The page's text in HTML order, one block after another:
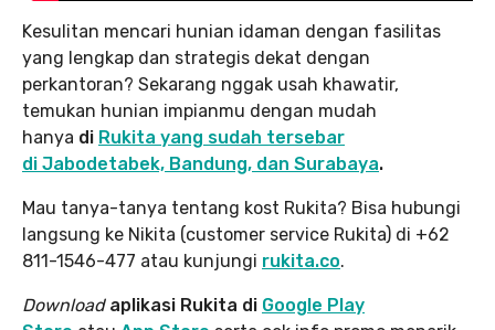
Kesulitan mencari hunian idaman dengan fasilitas
yang lengkap dan strategis dekat dengan
perkantoran? Sekarang nggak usah khawatir,
temukan hunian impianmu dengan mudah
hanya di Rukita yang sudah tersebar
di Jabodetabek, Bandung, dan Surabaya.
Mau tanya-tanya tentang kost Rukita? Bisa hubungi
langsung ke Nikita (customer service Rukita) di +62
811-1546-477 atau kunjungi rukita.co.
Download aplikasi Rukita di Google Play